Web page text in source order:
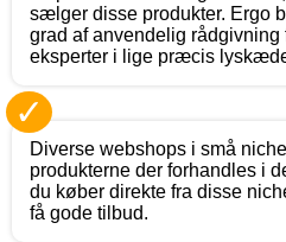
sælger disse produkter. Ergo
grad af anvendelig rådgivning
eksperter i lige præcis
✓
Diverse webshops i små
produkterne der forhandles i
du køber direkte fra disse
få gode tilbud.